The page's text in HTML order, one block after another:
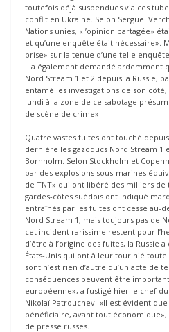
toutefois déjà suspendues via ces
conflit en Ukraine. Selon Sergueï
Nations unies, «l’opinion partagée»
et qu’une enquête était nécessaire».
prise» sur la tenue d’une telle
Il a également demandé ardemment
Nord Stream 1 et 2 depuis la Russie,
entamé les investigations de son
lundi à la zone de ce sabotage
de scène de crime».
Quatre vastes fuites ont touché
dernière les gazoducs Nord Stream 1
Bornholm. Selon Stockholm et
par des explosions sous-marines
de TNT» qui ont libéré des milliers de
gardes-côtes suédois ont indiqué
entraînés par les fuites ont cessé au-
Nord Stream 1, mais toujours pas de
cet incident rarissime restent pour
d’être à l’origine des fuites, la Russie
États-Unis qui ont à leur tour nié
sont n’est rien d’autre qu’un acte
conséquences peuvent être
européenne», a fustigé hier le chef
Nikolaï Patrouchev. «Il est évident
bénéficiaire, avant tout
de presse russes.